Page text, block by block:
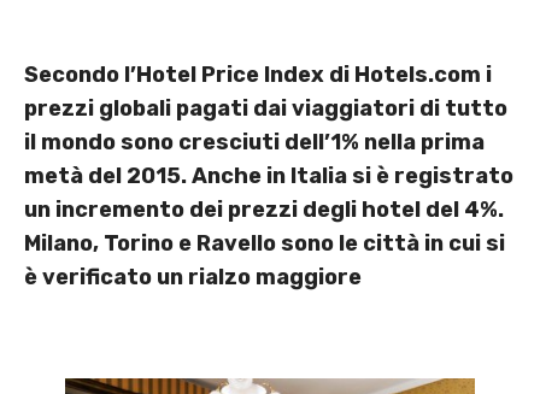
Secondo l’Hotel Price Index di Hotels.com i
prezzi globali pagati dai viaggiatori di tutto
il mondo sono cresciuti dell’1% nella prima
metà del 2015. Anche in Italia si è registrato
un incremento dei prezzi degli hotel del 4%.
Milano, Torino e Ravello sono le città in cui si
è verificato un rialzo maggiore